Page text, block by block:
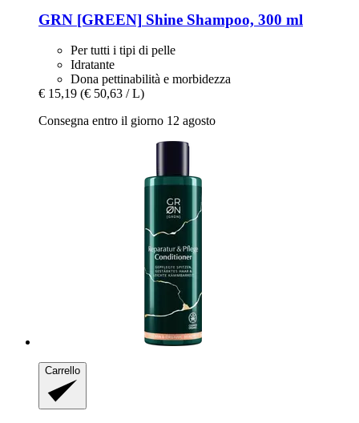
GRN [GREEN] Shine Shampoo, 300 ml
Per tutti i tipi di pelle
Idratante
Dona pettinabilità e morbidezza
€ 15,19 (€ 50,63 / L)
Consegna entro il giorno 12 agosto
Carrello